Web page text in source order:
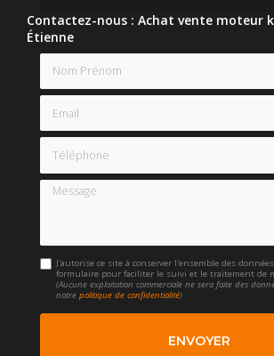
Contactez-nous : Achat vente moteur
Étienne
Nom Prénom
Email
Message
J'autorise ce site à conserver l'ensemble des
formulaire pour faciliter le suivi et le traitement de
(Aucune exploitation commerciale ne sera faite des
notrepolitique de confidentialité)